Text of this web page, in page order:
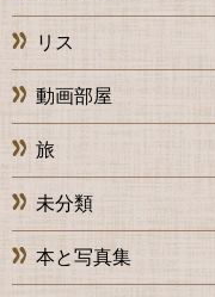
リス
動画部屋
旅
未分類
本と写真集